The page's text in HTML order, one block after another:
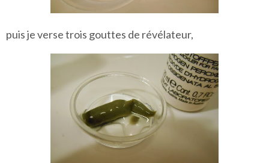
puis je verse trois gouttes de révélateur,